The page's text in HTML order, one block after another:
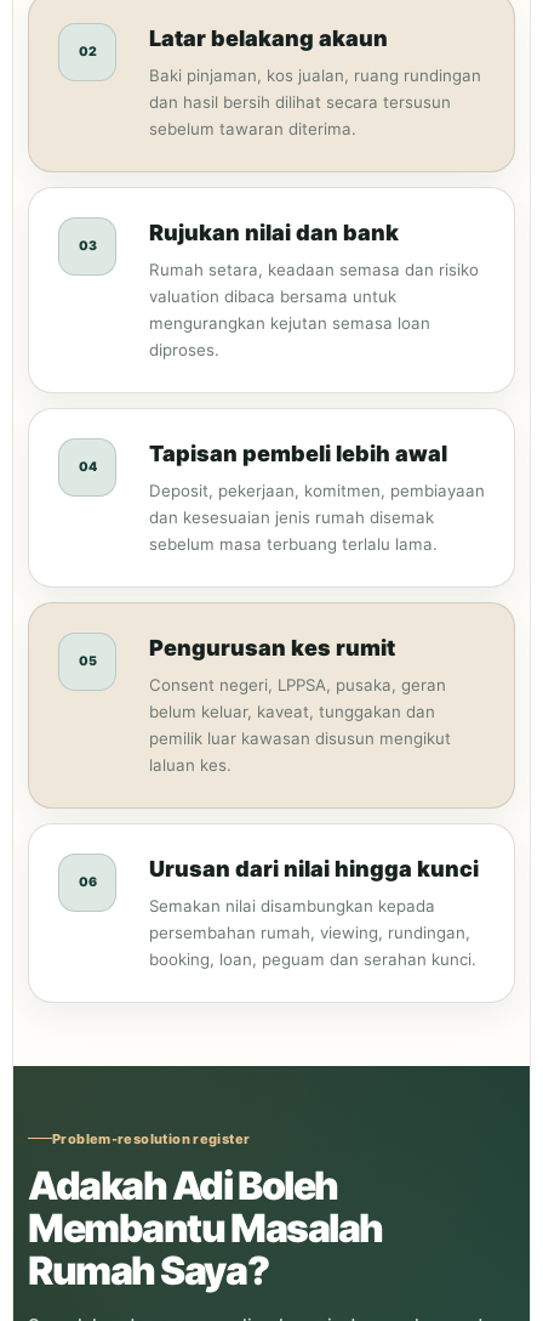
02
Latar belakang akaun
Baki pinjaman, kos jualan, ruang rundingan
dan hasil bersih dilihat secara tersusun
sebelum tawaran diterima.
03
Rujukan nilai dan bank
Rumah setara, keadaan semasa dan risiko
valuation dibaca bersama untuk
mengurangkan kejutan semasa loan
diproses.
04
Tapisan pembeli lebih awal
Deposit, pekerjaan, komitmen, pembiayaan
dan kesesuaian jenis rumah disemak
sebelum masa terbuang terlalu lama.
05
Pengurusan kes rumit
Consent negeri, LPPSA, pusaka, geran
belum keluar, kaveat, tunggakan dan
pemilik luar kawasan disusun mengikut
laluan kes.
06
Urusan dari nilai hingga kunci
Semakan nilai disambungkan kepada
persembahan rumah, viewing, rundingan,
booking, loan, peguam dan serahan kunci.
Problem-resolution register
Adakah Adi Boleh
Membantu Masalah
Rumah Saya?